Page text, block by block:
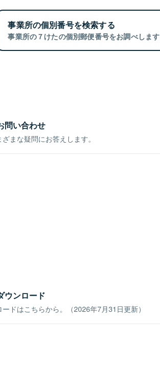
事業所の個別番号を検索する
事業所の７けたの個別郵便番号をお調べします
問い合わせ
まな疑問にお答えします。
ウンロード
ドはこちらから。（2026年7月31日更新）